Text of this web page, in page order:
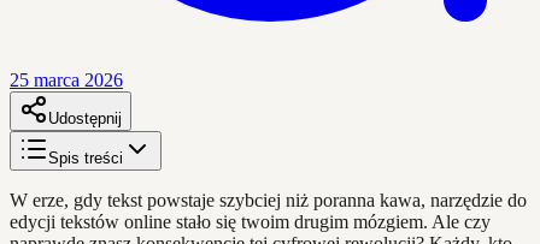
25 marca 2026
Udostępnij
Spis treści
W erze, gdy tekst powstaje szybciej niż poranna kawa, narzędzie do
edycji tekstów online stało się twoim drugim mózgiem. Ale czy